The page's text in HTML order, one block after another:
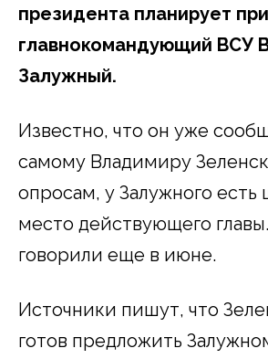
президента планирует
главнокомандующий ВСУ
Залужный.
Известно, что он уже
самому Владимиру
опросам, у Залужного есть
место действующего
говорили еще в июне.
Источники пишут, что
готов предложить